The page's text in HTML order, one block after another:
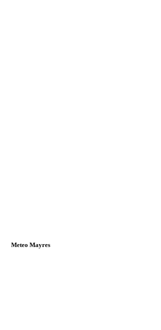
Meteo Mayres